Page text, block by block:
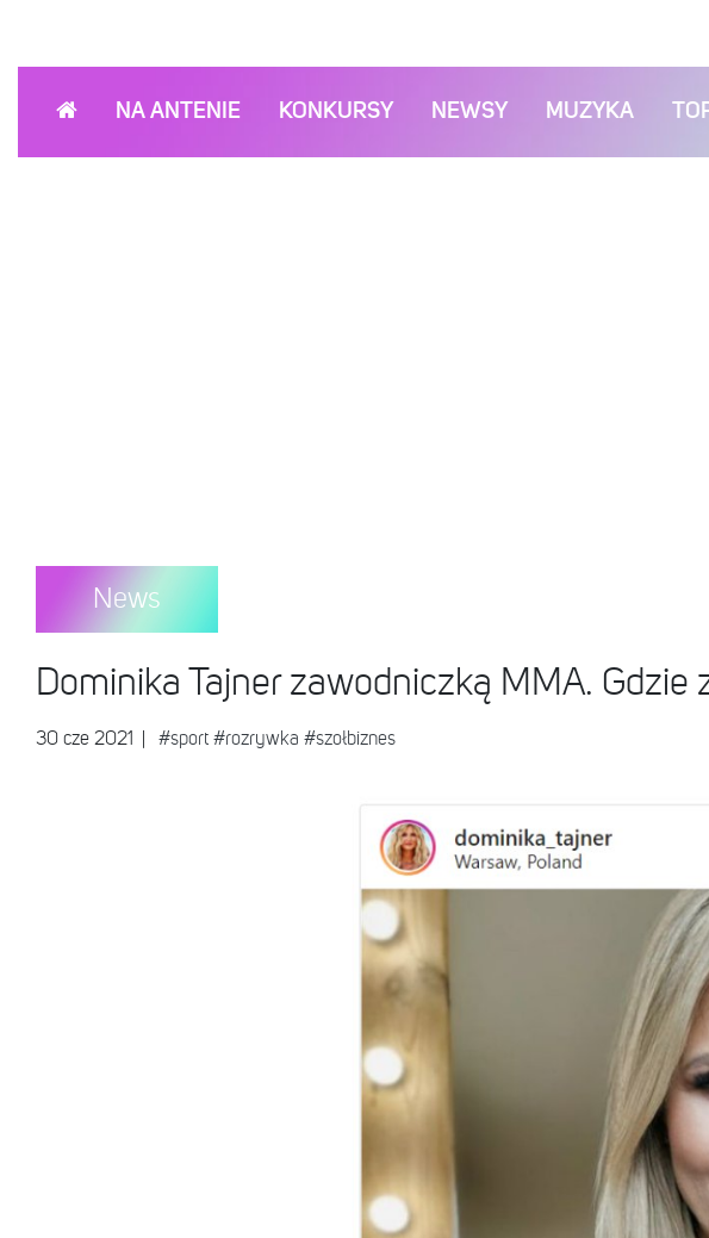
NA ANTENIE KONKURSY NEWSY MUZYKA
News
Dominika Tajner zawodniczką MMA.
30 cze 2021 #sport #rozrywka #szołbiznes